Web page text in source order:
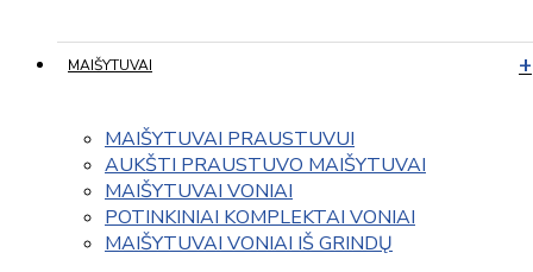
MAIŠYTUVAI
MAIŠYTUVAI PRAUSTUVUI
AUKŠTI PRAUSTUVO MAIŠYTUVAI
MAIŠYTUVAI VONIAI
POTINKINIAI KOMPLEKTAI VONIAI
MAIŠYTUVAI VONIAI IŠ GRINDŲ